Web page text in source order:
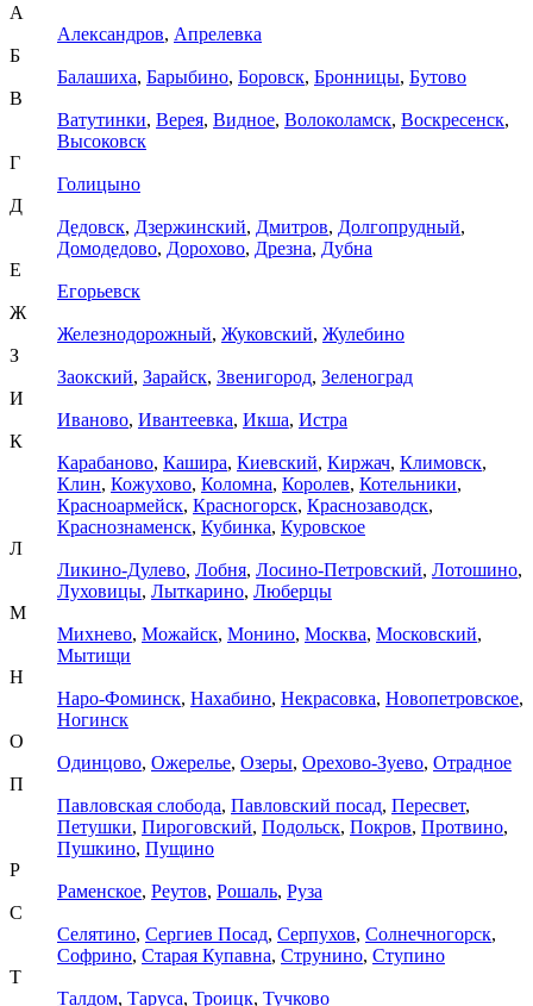
А
Александров, Апрелевка
Б
Балашиха, Барыбино, Боровск, Бронницы, Бутово
В
Ватутинки, Верея, Видное, Волоколамск, Воскресенск,
Высоковск
Г
Голицыно
Д
Дедовск, Дзержинский, Дмитров, Долгопрудный,
Домодедово, Дорохово, Дрезна, Дубна
Е
Егорьевск
Ж
Железнодорожный, Жуковский, Жулебино
З
Заокский, Зарайск, Звенигород, Зеленоград
И
Иваново, Ивантеевка, Икша, Истра
К
Карабаново, Кашира, Киевский, Киржач, Климовск,
Клин, Кожухово, Коломна, Королев, Котельники,
Красноармейск, Красногорск, Краснозаводск,
Краснознаменск, Кубинка, Куровское
Л
Ликино-Дулево, Лобня, Лосино-Петровский, Лотошино,
Луховицы, Лыткарино, Люберцы
М
Михнево, Можайск, Монино, Москва, Московский,
Мытищи
Н
Наро-Фоминск, Нахабино, Некрасовка, Новопетровское,
Ногинск
О
Одинцово, Ожерелье, Озеры, Орехово-Зуево, Отрадное
П
Павловская слобода, Павловский посад, Пересвет,
Петушки, Пироговский, Подольск, Покров, Протвино,
Пушкино, Пущино
Р
Раменское, Реутов, Рошаль, Руза
С
Селятино, Сергиев Посад, Серпухов, Солнечногорск,
Софрино, Старая Купавна, Струнино, Ступино
Т
Талдом, Таруса, Троицк, Тучково